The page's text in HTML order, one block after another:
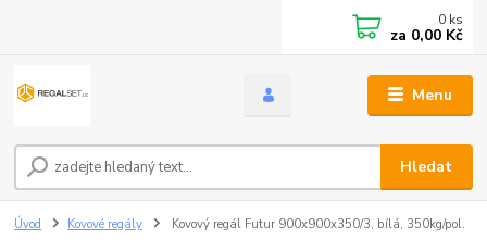
Menu
Hledat
0 ks
za 0,00 Kč
Úvod Kovové regály Kovový regál Futur 900x900x350/3, bílá, 350kg/pol.